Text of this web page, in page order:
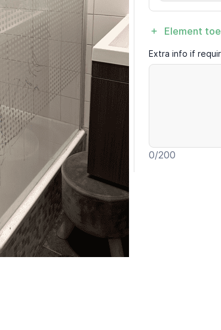
Element
Extra info if
0/200